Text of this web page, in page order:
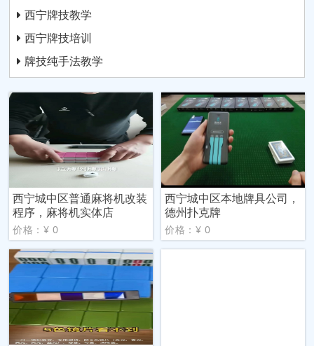
西宁牌技教学
西宁牌技培训
牌技纯手法教学
西宁城中区普通麻将机改装
程序，麻将机实体店
价格：¥ 0
西宁城中区本地牌具公司，
德州扑克牌
价格：¥ 0